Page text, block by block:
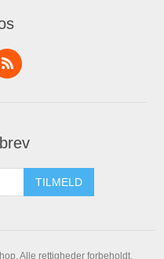
Alle rettigheder forbeholdt.